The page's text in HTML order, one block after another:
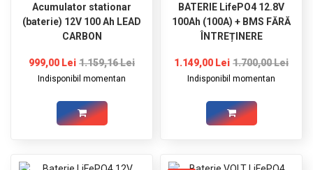
Acumulator stationar
(baterie) 12V 100 Ah LEAD
CARBON
999,00 Lei 1.159,16 Lei
Indisponibil momentan
BATERIE LifePO4 12.8V
100Ah (100A) + BMS FĂRĂ
ÎNTREȚINERE
1.149,00 Lei 1.700,00 Lei
Indisponibil momentan